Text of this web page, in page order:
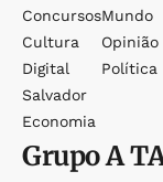
Concursos
Cultura
Digital
Salvador
Economia
Mundo
Opinião
Política
GrupoA